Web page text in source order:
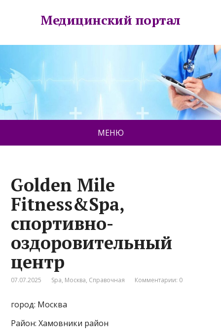
Медицинский портал
МЕНЮ
Golden Mile
Fitness&Spa,
спортивно-
оздоровительный
центр
07.07.2025 Spa, Москва, Справочная Комментарии: 0
город: Москва
Район: Хамовники район